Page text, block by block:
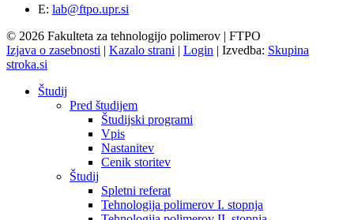
E: lab@ftpo.upr.si
© 2026 Fakulteta za tehnologijo polimerov | FTPO
Izjava o zasebnosti | Kazalo strani | Login | Izvedba: Skupina
stroka.si
Študij
Pred študijem
Študijski programi
Vpis
Nastanitev
Cenik storitev
Študij
Spletni referat
Tehnologija polimerov I. stopnja